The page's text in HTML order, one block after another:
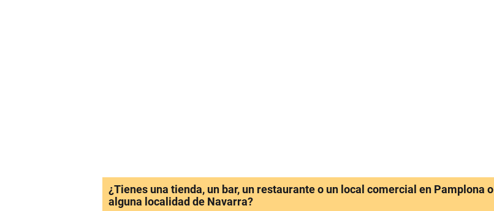
¿Tienes una tienda, un bar, un restaurante o un local comercial en Pamplona o
alguna localidad de Navarra?